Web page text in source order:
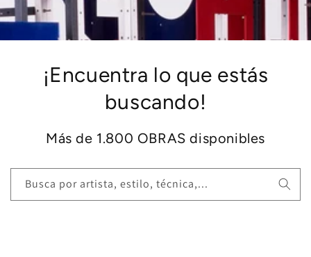
¡Encuentra lo que estás
buscando!
Más de 1.800 OBRAS disponibles
Busca por artista, estilo, técnica,...